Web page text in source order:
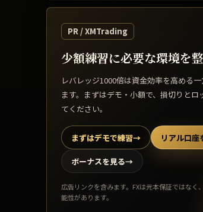
PR / XMTrading
少額練習に必要な環境を
レバレッジ1000倍は資金効率を高める
ます。まずはデモ・小額で、損切りとロ
てください。
まずはデモで練習→ リアル口座
ボーナスを見る→
広告リンクを含みます。FXは元本保証ではなく
能性があります。